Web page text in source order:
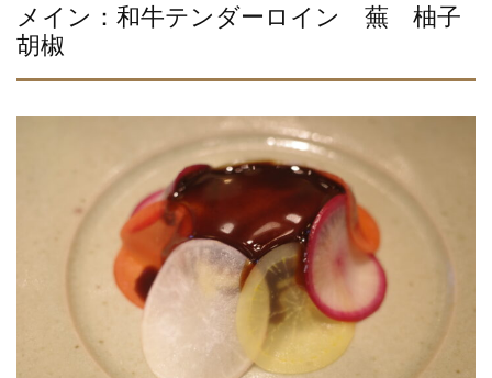
b
o
o
k
メイン：和牛テンダーロイン 蕪 柚子
胡椒